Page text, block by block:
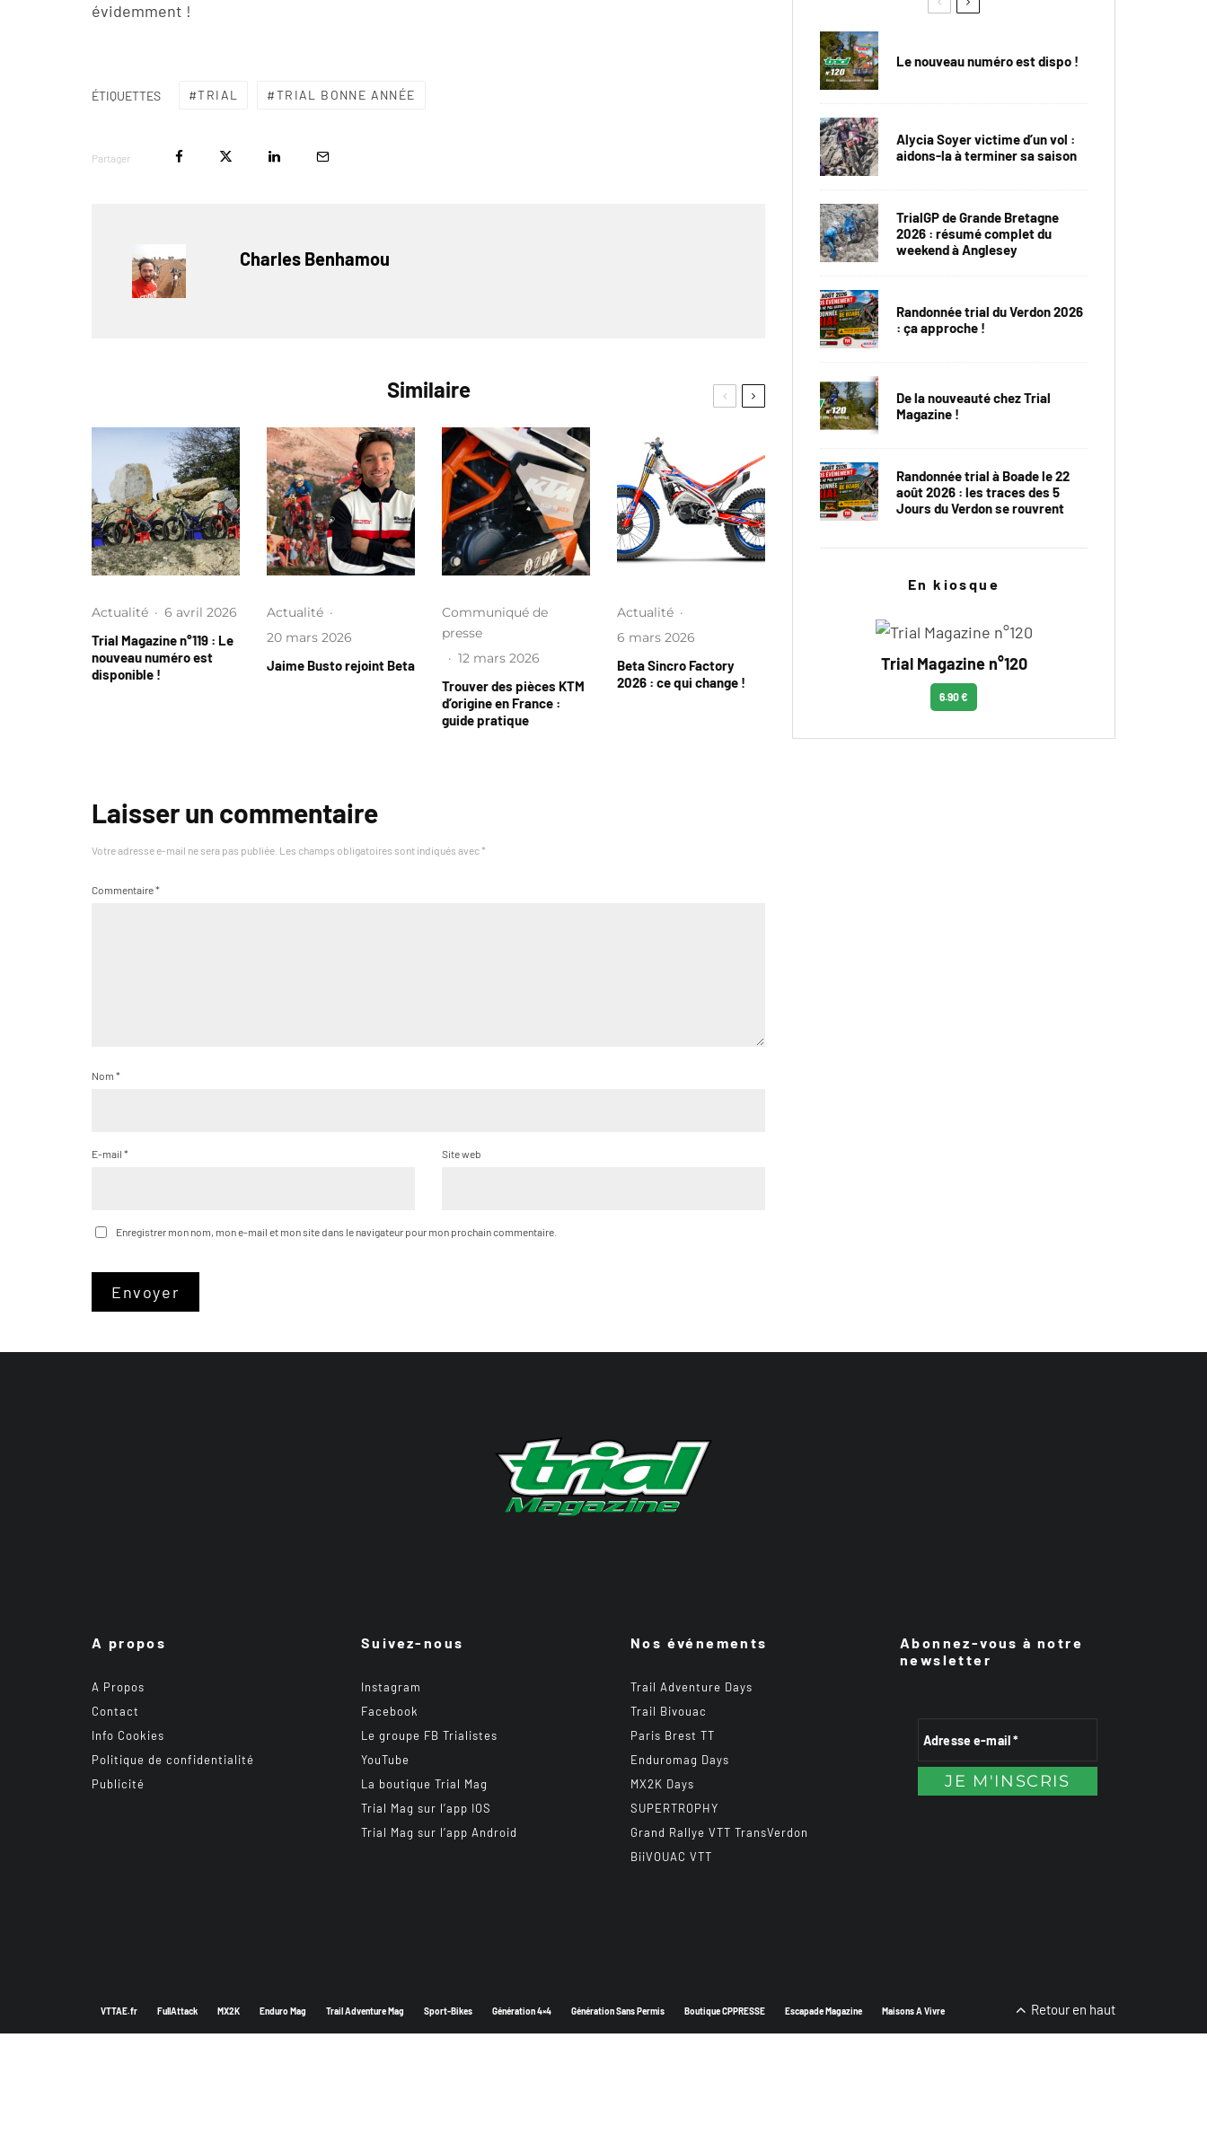
évidemment !
ÉTIQUETTES TRIAL TRIAL BONNE ANNÉE
Partager
Charles Benhamou
Similaire
Actualité · 6 avril 2026
Trial Magazine n°119 : Le
nouveau numéro est
disponible !
Actualité ·
20 mars 2026
Jaime Busto rejoint Beta
Communiqué de
presse
· 12 mars 2026
Trouver des pièces KTM
d’origine en France :
guide pratique
Actualité ·
6 mars 2026
Beta Sincro Factory
2026 : ce qui change !
Laisser un commentaire
Votre adresse e-mail ne sera pas publiée. Les champs obligatoires sont indiqués avec *
Commentaire*
Nom *
E-mail * Site web
Enregistrer mon nom, mon e-mail et mon site dans le navigateur pour mon prochain commentaire.
Le nouveau numéro est dispo !
Alycia Soyer victime d’un vol :
aidons-la à terminer sa saison
TrialGP de Grande Bretagne
2026 : résumé complet du
weekend à Anglesey
Randonnée trial du Verdon 2026
: ça approche !
De la nouveauté chez Trial
Magazine !
Randonnée trial à Boade le 22
août 2026 : les traces des 5
Jours du Verdon se rouvrent
En kiosque
Trial Magazine n°120
6.90 €
A propos
A Propos
Contact
Info Cookies
Politique de confidentialité
Publicité
Suivez-nous
Instagram
Facebook
Le groupe FB Trialistes
YouTube
La boutique Trial Mag
Trial Mag sur l’app IOS
Trial Mag sur l’app Android
Nos événements
Trail Adventure Days
Trail Bivouac
Paris Brest TT
Enduromag Days
MX2K Days
SUPERTROPHY
Grand Rallye VTT TransVerdon
BiiVOUAC VTT
Abonnez-vous à notre
newsletter
VTTAE.fr FullAttack MX2K Enduro Mag Trail Adventure Mag Sport-Bikes Génération 4×4 Génération Sans Permis Boutique CPPRESSE Escapade Magazine Maisons A Vivre Retour en haut